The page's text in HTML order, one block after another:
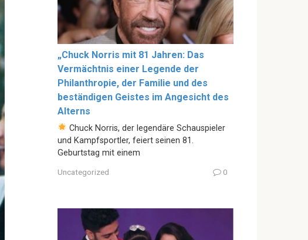
„Chuck Norris mit 81 Jahren: Das
Vermächtnis einer Legende der
Philanthropie, der Familie und des
beständigen Geistes im Angesicht des
Alterns
Chuck Norris, der legendäre Schauspieler
und Kampfsportler, feiert seinen 81.
Geburtstag mit einem
Uncategorized 0